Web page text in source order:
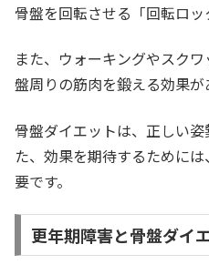
骨盤を回転させる「回転ロッ
また、ウォーキングやスク
盤周りの筋肉を鍛える効果が
骨盤ダイエットは、正しい
た、効果を期待するために
要です。
更年期障害と骨盤ダイ